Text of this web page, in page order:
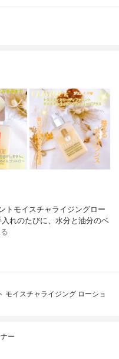
トモイスチャライジングロー
れのたびに、水分と油分のベ
モイスチャライジング ローショ
ー